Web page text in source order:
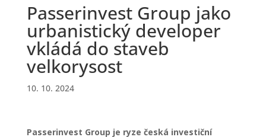
Passerinvest Group jako
urbanistický developer
vkládá do staveb
velkorysost
10. 10. 2024
Passerinvest Group je ryze česká investiční